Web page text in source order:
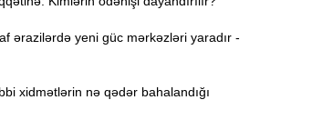
ərazilərdə yeni güc mərkəzləri yaradır -
xidmətlərin nə qədər bahalandığı